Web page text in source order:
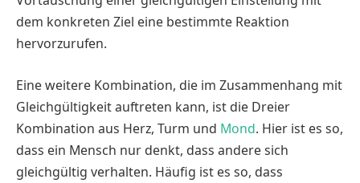
dem konkreten Ziel eine bestimmte Reaktion
hervorzurufen.
Eine weitere Kombination, die im Zusammenhang mit
Gleichgültigkeit auftreten kann, ist die Dreier
Kombination aus Herz, Turm und Mond. Hier ist es so,
dass ein Mensch nur denkt, dass andere sich
gleichgültig verhalten. Häufig ist es so, dass